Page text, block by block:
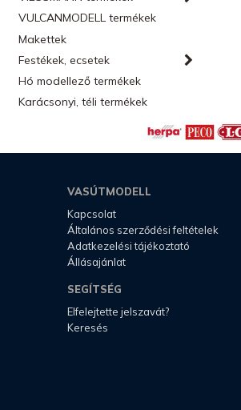
VULCANMODELL termékek
Makettek
Festékek, ecsetek
Hó modellező termékek
Karácsonyi, téli termékek
VASÚTMODELL
Kapcsolat
Általános szerződési feltételek
Adatkezelési tájékoztató
Állásajánlat
SEGÍTSÉG
Elfelejtette jelszavát?
Keresés